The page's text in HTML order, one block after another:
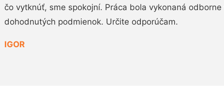
čo vytknúť, sme spokojní. Práca bola vykonaná odborne
dohodnutých podmienok. Určite odporúčam.
IGOR